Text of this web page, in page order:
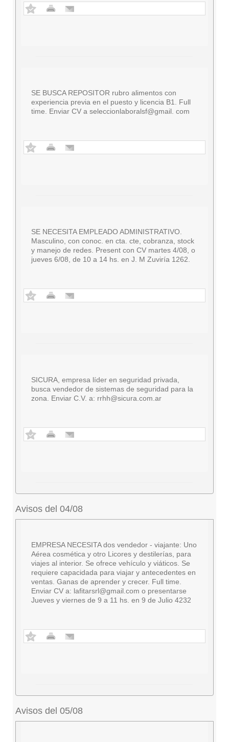
SE BUSCA REPOSITOR rubro alimentos con
experiencia previa en el puesto y licencia B1. Full
time. Enviar CV a seleccionlaboralsf@gmail. com
SE NECESITA EMPLEADO ADMINISTRATIVO.
Masculino, con conoc. en cta. cte, cobranza, stock
y manejo de redes. Present con CV martes 4/08, o
jueves 6/08, de 10 a 14 hs. en J. M Zuviría 1262.
SICURA, empresa líder en seguridad privada,
busca vendedor de sistemas de seguridad para la
zona. Enviar C.V. a: rrhh@sicura.com.ar
Avisos del 04/08
EMPRESA NECESITA dos vendedor - viajante: Uno
Aérea cosmética y otro Licores y destilerías, para
viajes al interior. Se ofrece vehículo y viáticos. Se
requiere capacidada para viajar y antecedentes en
ventas. Ganas de aprender y crecer. Full time.
Enviar CV a: lafitarsrl@gmail.com o presentarse
Jueves y viernes de 9 a 11 hs. en 9 de Julio 4232
Avisos del 05/08